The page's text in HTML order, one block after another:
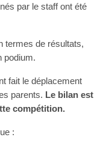
par le staff ont été
termes de résultats,
podium.
fait le déplacement
parents. Le bilan est
compétition.
: